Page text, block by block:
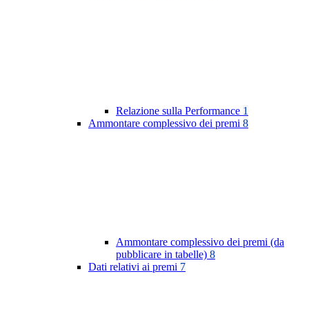
Relazione sulla Performance 1
Ammontare complessivo dei premi 8
Ammontare complessivo dei premi (da
pubblicare in tabelle) 8
Dati relativi ai premi 7